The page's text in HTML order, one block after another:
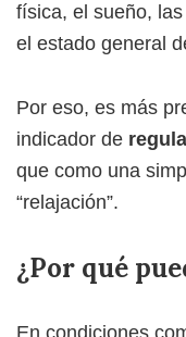
física, el sueño,
el estado general
Por eso, es más
indicador de
que como una
“relajación”.
¿Por qué
En condiciones